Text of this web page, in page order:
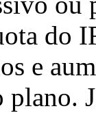
do
e